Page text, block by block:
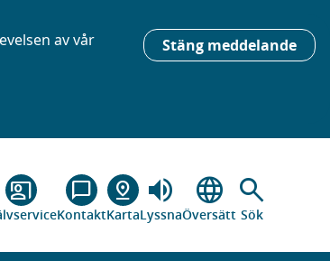
Stäng meddelande
av vår
co_present chat_bubble_outline
Kontakt
pin_drop
Karta
volume_up
Lyssna
language
Översätt
search
Sök